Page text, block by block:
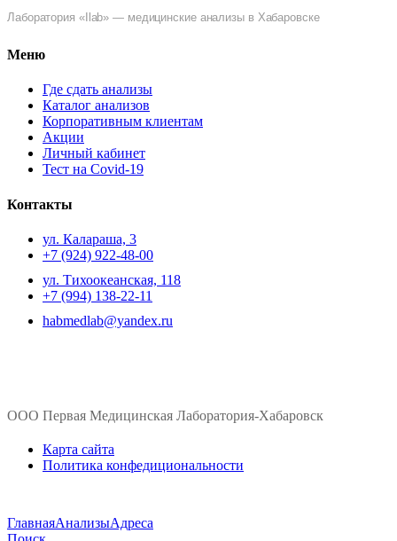
Лаборатория «Ilab» — медицинские анализы в Хабаровске
Меню
Где сдать анализы
Каталог анализов
Корпоративным клиентам
Акции
Личный кабинет
Тест на Covid-19
Контакты
ул. ​Калараша, 3
+7 (924) 922-48-00
ул. ​Тихоокеанская, 118
+7 (994) 138-22-11
habmedlab@yandex.ru
ООО Первая Медицинская Лаборатория-Хабаровск
Карта сайта
Политика конфедициональности
ГлавнаяАнализыАдреса